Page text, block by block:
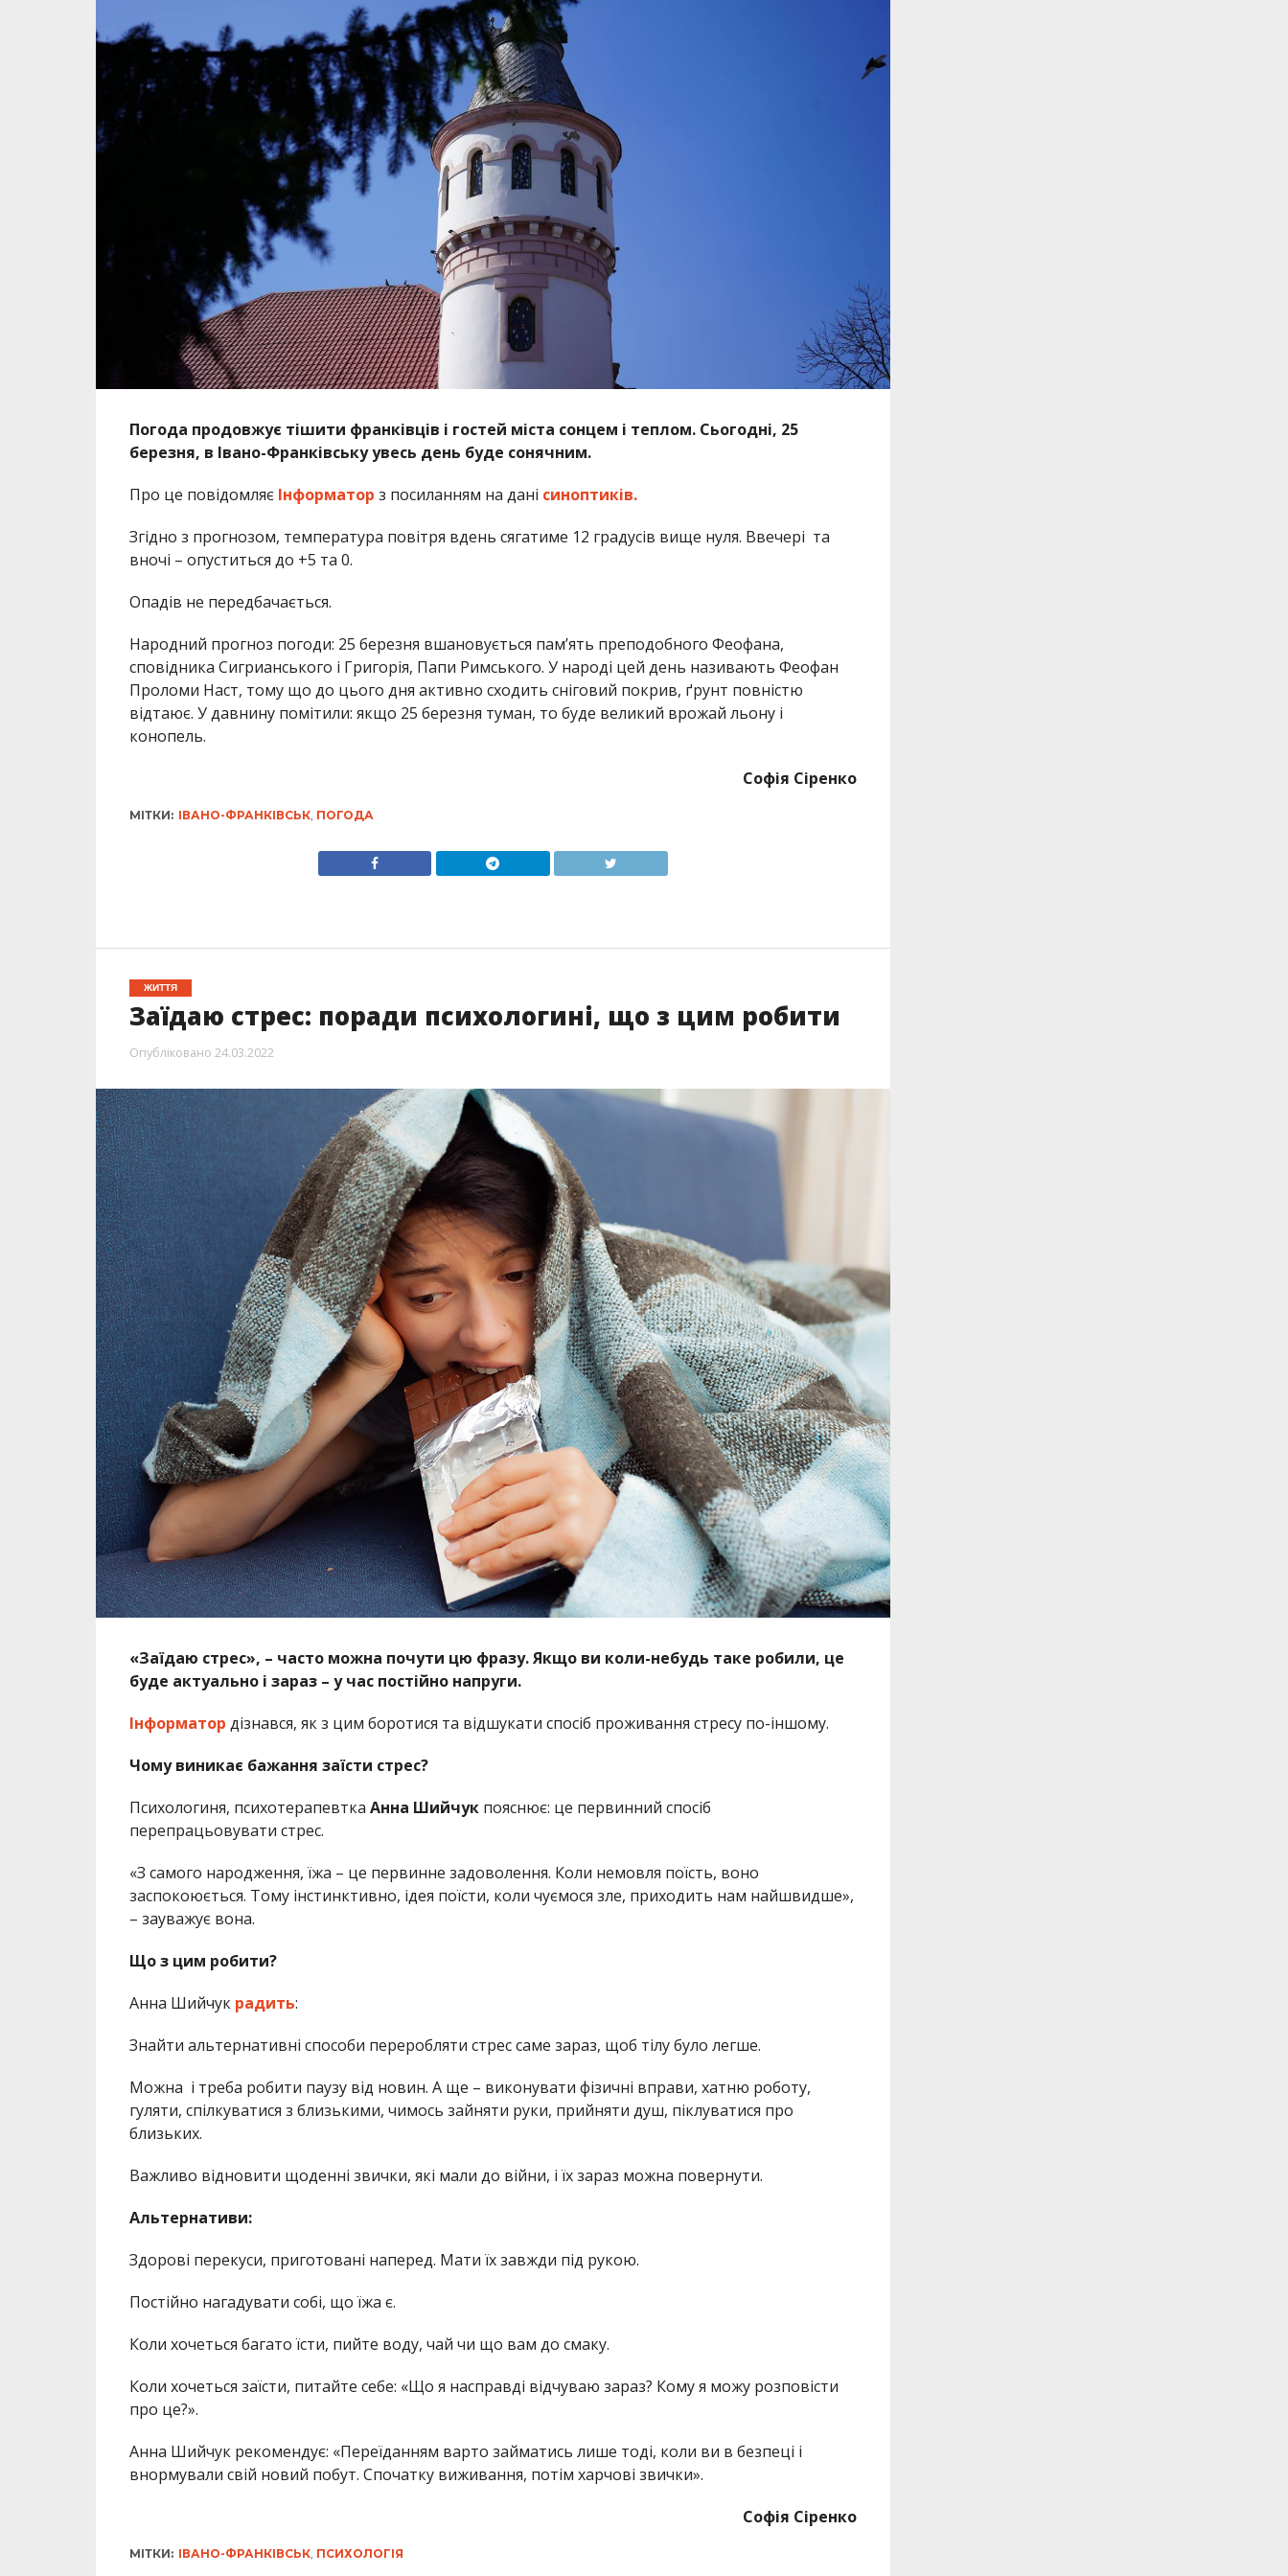
Погода продовжує тішити франківців і гостей міста сонцем і теплом. Сьогодні, 25
березня, в Івано-Франківську увесь день буде сонячним.
Про це повідомляє Інформатор з посиланням на дані синоптиків.
Згідно з прогнозом, температура повітря вдень сягатиме 12 градусів вище нуля. Ввечері та
вночі – опуститься до +5 та 0.
Опадів не передбачається.
Народний прогноз погоди: 25 березня вшановується пам’ять преподобного Феофана,
сповідника Сигрианського і Григорія, Папи Римського. У народі цей день називають Феофан
Проломи Наст, тому що до цього дня активно сходить сніговий покрив, ґрунт повністю
відтаює. У давнину помітили: якщо 25 березня туман, то буде великий врожай льону і
конопель.
Софія Сіренко
МІТКИ: ІВАНО-ФРАНКІВСЬК, ПОГОДА
ЖИТТЯ
Заїдаю стрес: поради психологині, що з цим робити
Опубліковано 24.03.2022
«Заїдаю стрес», – часто можна почути цю фразу. Якщо ви коли-небудь таке робили, це
буде актуально і зараз – у час постійно напруги.
Інформатор дізнався, як з цим боротися та відшукати спосіб проживання стресу по-іншому.
Чому виникає бажання заїсти стрес?
Психологиня, психотерапевтка Анна Шийчукпояснює: це первинний спосіб
перепрацьовувати стрес.
«З самого народження, їжа – це первинне задоволення. Коли немовля поїсть, воно
заспокоюється. Тому інстинктивно, ідея поїсти, коли чуємося зле, приходить нам найшвидше»,
– зауважує вона.
Що з цим робити?
Анна Шийчук радить:
Знайти альтернативні способи переробляти стрес саме зараз, щоб тілу було легше.
Можна і треба робити паузу від новин. А ще – виконувати фізичні вправи, хатню роботу,
гуляти, спілкуватися з близькими, чимось зайняти руки, прийняти душ, піклуватися про
близьких.
Важливо відновити щоденні звички, які мали до війни, і їх зараз можна повернути.
Альтернативи:
Здорові перекуси, приготовані наперед. Мати їх завжди під рукою.
Постійно нагадувати собі, що їжа є.
Коли хочеться багато їсти, пийте воду, чай чи що вам до смаку.
Коли хочеться заїсти, питайте себе: «Що я насправді відчуваю зараз? Кому я можу розповісти
про це?».
Анна Шийчук рекомендує: «Переїданням варто займатись лише тоді, коли ви в безпеці і
внормували свій новий побут. Спочатку виживання, потім харчові звички».
Софія Сіренко
МІТКИ: ІВАНО-ФРАНКІВСЬК, ПСИХОЛОГІЯ